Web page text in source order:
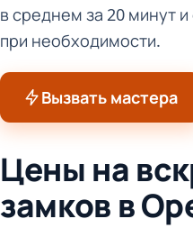
в среднем за 20 минут
при необходимости.
Вызвать мастера
Цены на
замков в